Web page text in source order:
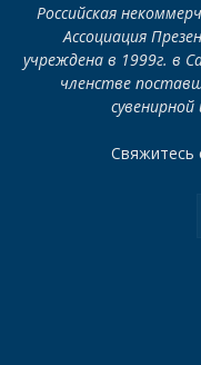
Российская
Ассоциация
учреждена в 1999г. в
членстве
Свяжитесь